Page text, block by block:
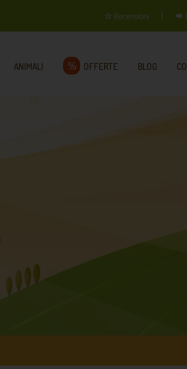
Recensioni
ANIMALI % OFFERTE BLOG